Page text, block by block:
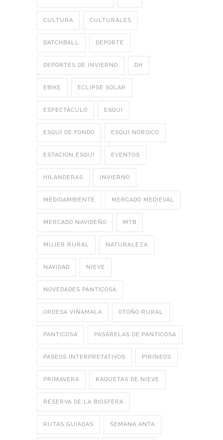
CULTURA CULTURALES
DATCHBALL DEPORTE
DEPORTES DE INVIERNO DH
EBIKE ECLIPSE SOLAR
ESPECTÁCULO ESQUI
ESQUÍ DE FONDO ESQUÍ NÓRDICO
ESTACION ESQUI EVENTOS
HILANDERAS INVIERNO
MEDIOAMBIENTE MERCADO MEDIEVAL
MERCADO NAVIDEÑO MTB
MUJER RURAL NATURALEZA
NAVIDAD NIEVE
NOVEDADES PANTICOSA
ORDESA VIÑAMALA OTOÑO RURAL
PANTICOSA PASARELAS DE PANTICOSA
PASEOS INTERPRETATIVOS PIRINEOS
PRIMAVERA RAQUETAS DE NIEVE
RESERVA DE LA BIOSFERA
RUTAS GUIADAS SEMANA ANTA